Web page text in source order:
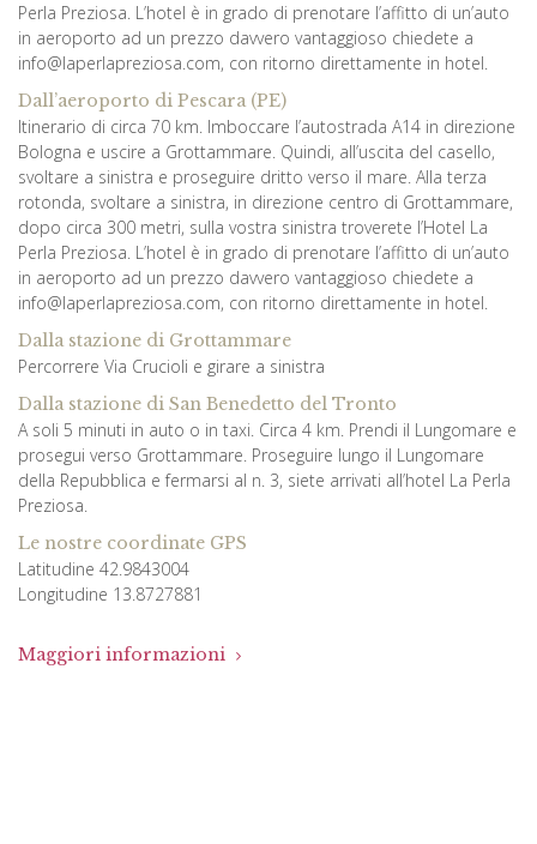
Perla Preziosa. L’hotel è in grado di prenotare l’affitto di un’auto
in aeroporto ad un prezzo davvero vantaggioso chiedete a
info@laperlapreziosa.com, con ritorno direttamente in hotel.
Dall’aeroporto di Pescara (PE)
Itinerario di circa 70 km. Imboccare l’autostrada A14 in direzione
Bologna e uscire a Grottammare. Quindi, all’uscita del casello,
svoltare a sinistra e proseguire dritto verso il mare. Alla terza
rotonda, svoltare a sinistra, in direzione centro di Grottammare,
dopo circa 300 metri, sulla vostra sinistra troverete l’Hotel La
Perla Preziosa. L’hotel è in grado di prenotare l’affitto di un’auto
in aeroporto ad un prezzo davvero vantaggioso chiedete a
info@laperlapreziosa.com, con ritorno direttamente in hotel.
Dalla stazione di Grottammare
Percorrere Via Crucioli e girare a sinistra
Dalla stazione di San Benedetto del Tronto
A soli 5 minuti in auto o in taxi. Circa 4 km. Prendi il Lungomare e
prosegui verso Grottammare. Proseguire lungo il Lungomare
della Repubblica e fermarsi al n. 3, siete arrivati all’hotel La Perla
Preziosa.
Le nostre coordinate GPS
Latitudine 42.9843004
Longitudine 13.8727881
Maggiori informazioni